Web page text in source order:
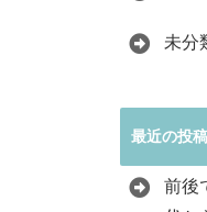
未分
最近の投稿
前後